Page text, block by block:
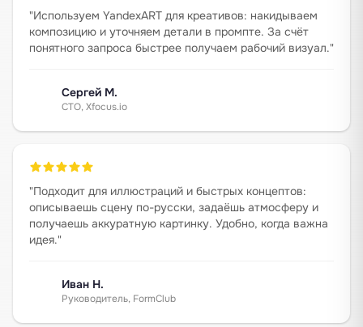
"Используем YandexART для креативов: накидываем
композицию и уточняем детали в промпте. За счёт
понятного запроса быстрее получаем рабочий визуал."
Сергей М.
CTO, Xfocus.io
"Подходит для иллюстраций и быстрых концептов:
описываешь сцену по-русски, задаёшь атмосферу и
получаешь аккуратную картинку. Удобно, когда важна
идея."
Иван Н.
Руководитель, FormClub